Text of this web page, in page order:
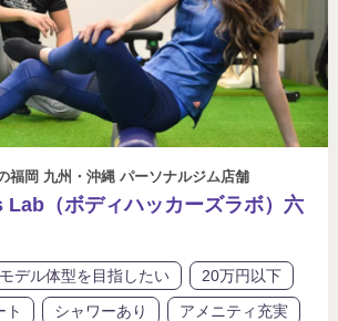
福岡 九州・沖縄 パーソナルジム店舗
（ボディハッカーズラボ）六
モデル体型を目指したい
20万円以下
ト
シャワーあり
アメニティ充実